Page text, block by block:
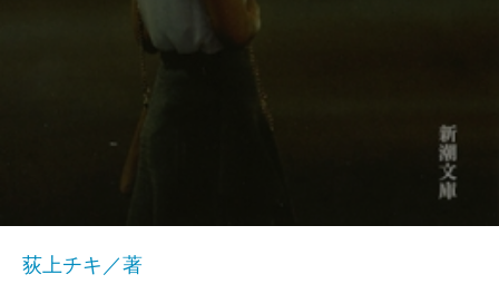
荻上チキ／著